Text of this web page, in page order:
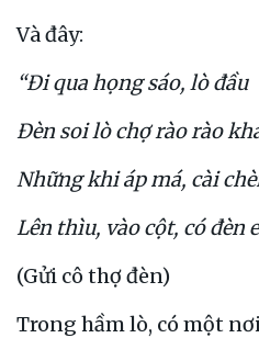
Và đây:
“Đi qua họng sáo, lò đầu
Đèn soi lò chợ rào rào
Những khi áp má, cài
Lên thìu, vào cột, có đèn
(Gửi cô thợ đèn)
Trong hầm lò, có một